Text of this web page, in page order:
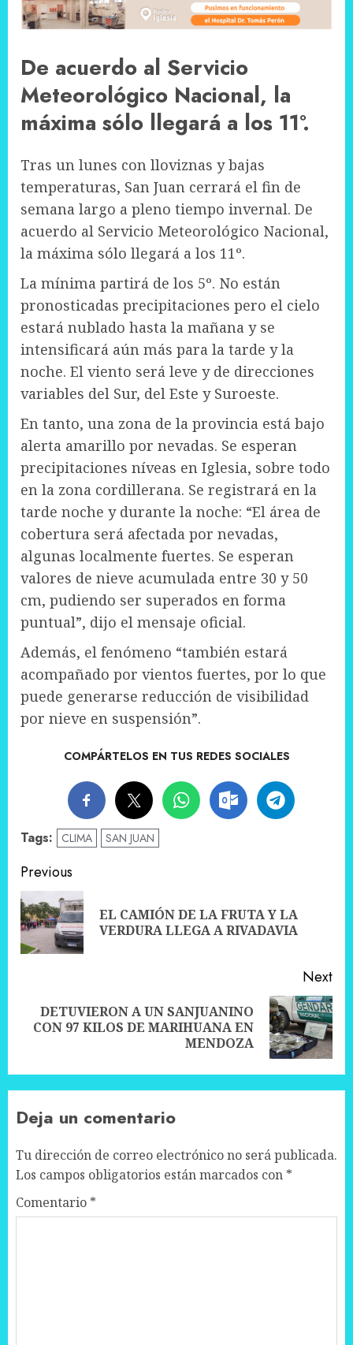
De acuerdo al Servicio
Meteorológico Nacional, la
máxima sólo llegará a los 11º.
Tras un lunes con lloviznas y bajas
temperaturas, San Juan cerrará el fin de
semana largo a pleno tiempo invernal. De
acuerdo al Servicio Meteorológico Nacional,
la máxima sólo llegará a los 11º.
La mínima partirá de los 5º. No están
pronosticadas precipitaciones pero el cielo
estará nublado hasta la mañana y se
intensificará aún más para la tarde y la
noche. El viento será leve y de direcciones
variables del Sur, del Este y Suroeste.
En tanto, una zona de la provincia está bajo
alerta amarillo por nevadas. Se esperan
precipitaciones níveas en Iglesia, sobre todo
en la zona cordillerana. Se registrará en la
tarde noche y durante la noche: “El área de
cobertura será afectada por nevadas,
algunas localmente fuertes. Se esperan
valores de nieve acumulada entre 30 y 50
cm, pudiendo ser superados en forma
puntual”, dijo el mensaje oficial.
Además, el fenómeno “también estará
acompañado por vientos fuertes, por lo que
puede generarse reducción de visibilidad
por nieve en suspensión”.
COMPÁRTELOS EN TUS REDES SOCIALES
Tags: CLIMA SAN JUAN
Post
navigation
Previous
EL CAMIÓN DE LA FRUTA Y LA
VERDURA LLEGA A RIVADAVIA
Next
Next
DETUVIERON A UN SANJUANINO
CON 97 KILOS DE MARIHUANA EN
MENDOZA
Deja un comentario
Tu dirección de correo electrónico no será publicada.
Los campos obligatorios están marcados con *
Comentario *